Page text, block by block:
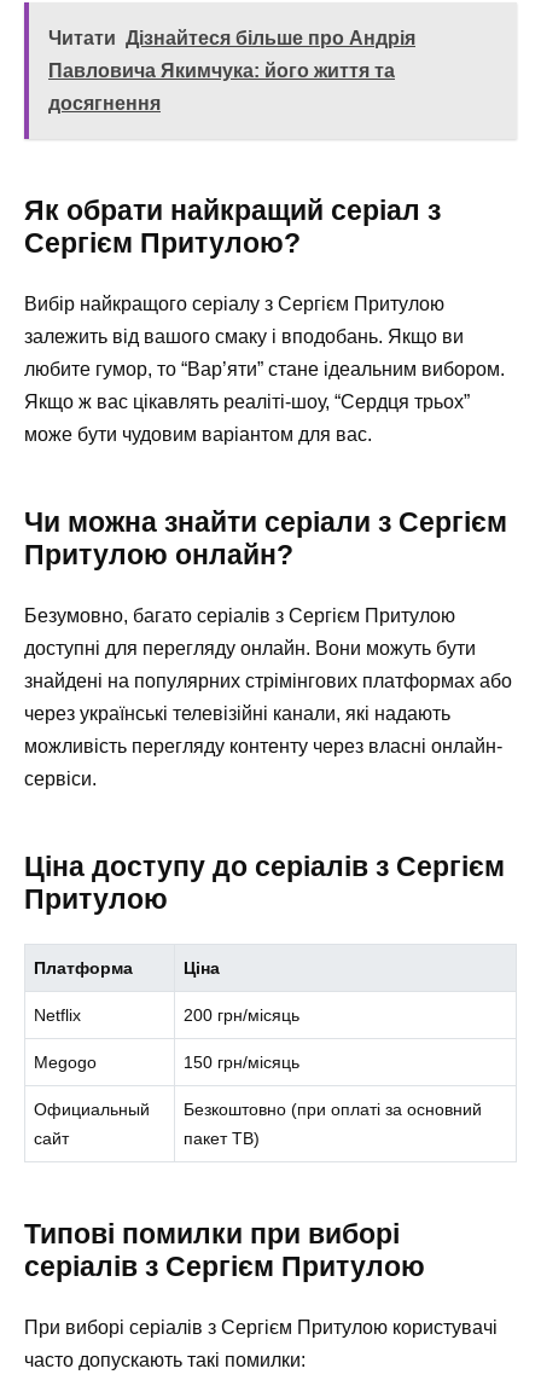
Читати Дізнайтеся більше про Андрія
Павловича Якимчука: його життя та
досягнення
Як обрати найкращий серіал з
Сергієм Притулою?
Вибір найкращого серіалу з Сергієм Притулою
залежить від вашого смаку і вподобань. Якщо ви
любите гумор, то “Вар’яти” стане ідеальним вибором.
Якщо ж вас цікавлять реаліті-шоу, “Сердця трьох”
може бути чудовим варіантом для вас.
Чи можна знайти серіали з Сергієм
Притулою онлайн?
Безумовно, багато серіалів з Сергієм Притулою
доступні для перегляду онлайн. Вони можуть бути
знайдені на популярних стрімінгових платформах або
через українські телевізійні канали, які надають
можливість перегляду контенту через власні онлайн-
сервіси.
Ціна доступу до серіалів з Сергієм
Притулою
Платформа Ціна
Netflix 200 грн/місяць
Megogo 150 грн/місяць
Официальный
сайт
Безкоштовно (при оплаті за основний
пакет ТВ)
Типові помилки при виборі
серіалів з Сергієм Притулою
При виборі серіалів з Сергієм Притулою користувачі
часто допускають такі помилки: